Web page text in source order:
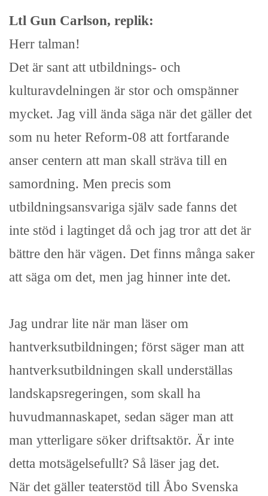
Ltl Gun Carlson, replik:
Herr talman!
Det är sant att utbildnings- och
kulturavdelningen är stor och omspänner
mycket. Jag vill ända säga när det gäller det
som nu heter Reform-08 att fortfarande
anser centern att man skall sträva till en
samordning. Men precis som
utbildningsansvariga själv sade fanns det
inte stöd i lagtinget då och jag tror att det är
bättre den här vägen. Det finns många saker
att säga om det, men jag hinner inte det.
Jag undrar lite när man läser om
hantverksutbildningen; först säger man att
hantverksutbildningen skall underställas
landskapsregeringen, som skall ha
huvudmannaskapet, sedan säger man att
man ytterligare söker driftsaktör. Är inte
detta motsägelsefullt? Så läser jag det.
När det gäller teaterstöd till Åbo Svenska